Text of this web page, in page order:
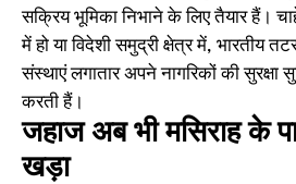
सक्रिय भूमिका निभाने के लिए तैयार हैं।
में हो या विदेशी समुद्री क्षेत्र में, भारतीय
संस्थाएं लगातार अपने नागरिकों की
करती हैं।
जहाज अब भी मसिराह के
खड़ा